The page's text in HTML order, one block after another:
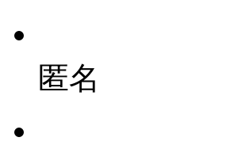
匿名